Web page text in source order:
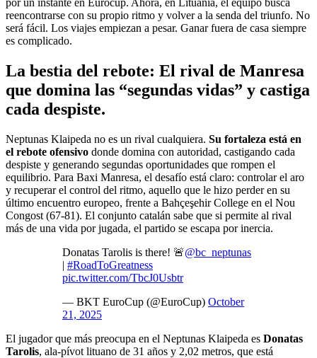
reencontrarse con su propio ritmo y volver a la senda del triunfo. No
será fácil. Los viajes empiezan a pesar. Ganar fuera de casa siempre
es complicado.
La bestia del rebote: El rival de Manresa
que domina las “segundas vidas” y castiga
cada despiste.
Neptunas Klaipeda no es un rival cualquiera. Su fortaleza está en
el rebote ofensivo donde domina con autoridad, castigando cada
despiste y generando segundas oportunidades que rompen el
equilibrio. Para Baxi Manresa, el desafío está claro: controlar el aro
y recuperar el control del ritmo, aquello que le hizo perder en su
último encuentro europeo, frente a Bahçeşehir College en el Nou
Congost (67-81). El conjunto catalán sabe que si permite al rival
más de una vida por jugada, el partido se escapa por inercia.
Donatas Tarolis is there! 🚨@bc_neptunas
| #RoadToGreatness
pic.twitter.com/TbcJ0Usbtr
— BKT EuroCup (@EuroCup) October
21, 2025
El jugador que más preocupa en el Neptunas Klaipeda es Donatas
Tarolis, ala-pívot lituano de 31 años y 2,02 metros, que está